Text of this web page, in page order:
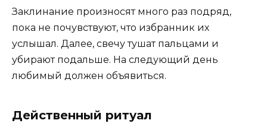
Заклинание произносят много раз подряд,
пока не почувствуют, что избранник их
услышал. Далее, свечу тушат пальцами и
убирают подальше. На следующий день
любимый должен объявиться.
Действенный ритуал